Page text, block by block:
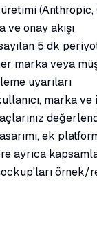
(Anthropic,
onay akışı
5 dk
marka veya
uyarıları
marka
ek
ayrıca
örnek/